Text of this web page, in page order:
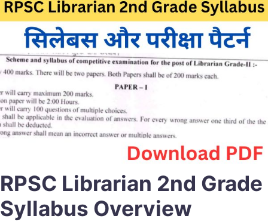
RPSC Librarian 2nd Grade
Syllabus Overview